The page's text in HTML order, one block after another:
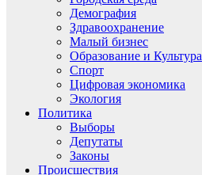
Демография
Здравоохранение
Малый бизнес
Образование и Культура
Спорт
Цифровая экономика
Экология
Политика
Выборы
Депутаты
Законы
Происшествия